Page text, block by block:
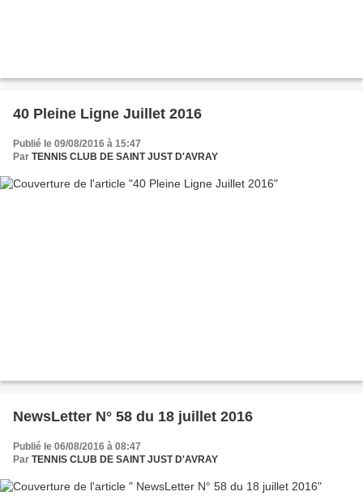
40 Pleine Ligne Juillet 2016
Publié le 09/08/2016 à 15:47
Par TENNIS CLUB DE SAINT JUST D'AVRAY
NewsLetter N° 58 du 18 juillet 2016
Publié le 06/08/2016 à 08:47
Par TENNIS CLUB DE SAINT JUST D'AVRAY